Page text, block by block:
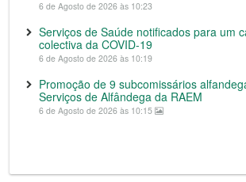
6 de Agosto de 2026 às 10:23
Serviços de Saúde notificados para um
colectiva da COVID-19
6 de Agosto de 2026 às 10:19
Promoção de 9 subcomissários
Serviços de Alfândega da RAEM
6 de Agosto de 2026 às 10:15